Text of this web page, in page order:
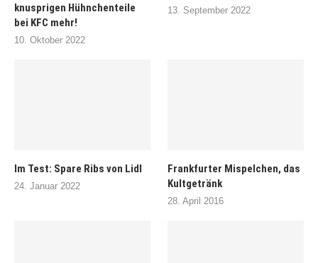
knusprigen Hühnchenteile
bei KFC mehr!
10. Oktober 2022
13. September 2022
Im Test: Spare Ribs von Lidl
24. Januar 2022
Frankfurter Mispelchen, das
Kultgetränk
28. April 2016